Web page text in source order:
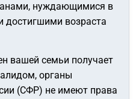
нуждающимися в
достигшими возраста
вашей семьи получает
органы
(СФР) не имеют права